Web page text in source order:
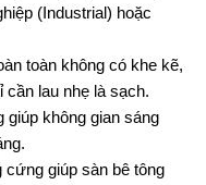
(Industrial) hoặc
toàn không có khe kẽ,
cần lau nhẹ là sạch.
giúp không gian sáng
cứng giúp sàn bê tông